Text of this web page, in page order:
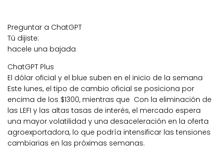
Preguntar a ChatGPT
Tú dijiste:
hacele una bajada
ChatGPT Plus
El dólar oficial y el blue suben en el inicio de la semana
Este lunes, el tipo de cambio oficial se posiciona por
encima de los $1300, mientras que Con la eliminación de
las LEFI y las altas tasas de interés, el mercado espera
una mayor volatilidad y una desaceleración en la oferta
agroexportadora, lo que podría intensificar las tensiones
cambiarias en las próximas semanas.